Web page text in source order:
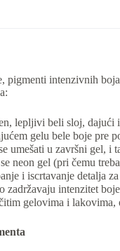
pigmenti intenzivnih
lepljivi beli sloj, dajući
gelu bele boje pre
umešati u završni gel, i
neon gel (pri čemu
i iscrtavanje detalja
intenzitet
gelovima i lakovima,